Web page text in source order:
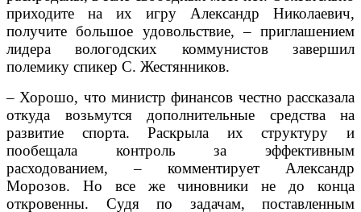
приходите на их игру Александр Николаевич,
получите большое удовольствие, – приглашением
лидера вологодских коммунистов завершил
полемику спикер С. Жестянников.
– Хорошо, что министр финансов честно рассказала
откуда возьмутся дополнительные средства на
развитие спорта. Раскрыла их структуру и
пообещала контроль за эффективным
расходованием, – комментирует Александр
Морозов. Но все же чиновники не до конца
откровенны. Судя по задачам, поставленным